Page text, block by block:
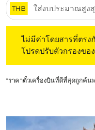
THB
ไม่มีค่าโดยสารที่ตร
โปรดปรับตัวกรองขอ
*ราคาตั๋วเครื่องบินที่ดีที่สุดถูกค้